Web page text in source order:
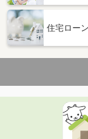
住宅ローン